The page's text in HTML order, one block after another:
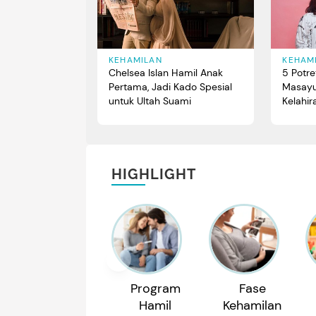
KEHAMILAN
Chelsea Islan Hamil Anak
Pertama, Jadi Kado Spesial
untuk Ultah Suami
5
HIGHLIGHT
Program
Hamil
Fase
Kehamilan